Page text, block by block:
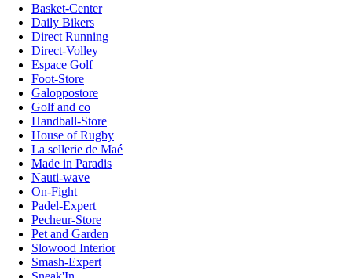
Basket-Center
Daily Bikers
Direct Running
Direct-Volley
Espace Golf
Foot-Store
Galoppostore
Golf and co
Handball-Store
House of Rugby
La sellerie de Maé
Made in Paradis
Nauti-wave
On-Fight
Padel-Expert
Pecheur-Store
Pet and Garden
Slowood Interior
Smash-Expert